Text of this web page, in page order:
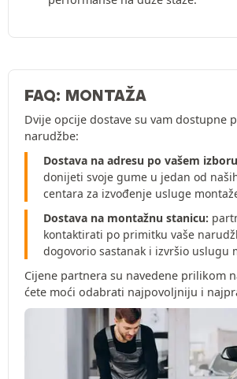
FAQ: MONTAŽA
Dvije opcije dostave su vam dostupne
narudžbe:
Dostava na adresu po vašem
donijeti svoje gume u jedan od
centara za izvođenje usluge
Dostava na montažnu stanicu:
kontaktirati po primitku vaše
dogovorio sastanak i izvršio uslugu
Cijene partnera su navedene prilikom
ćete moći odabrati najpovoljniju i